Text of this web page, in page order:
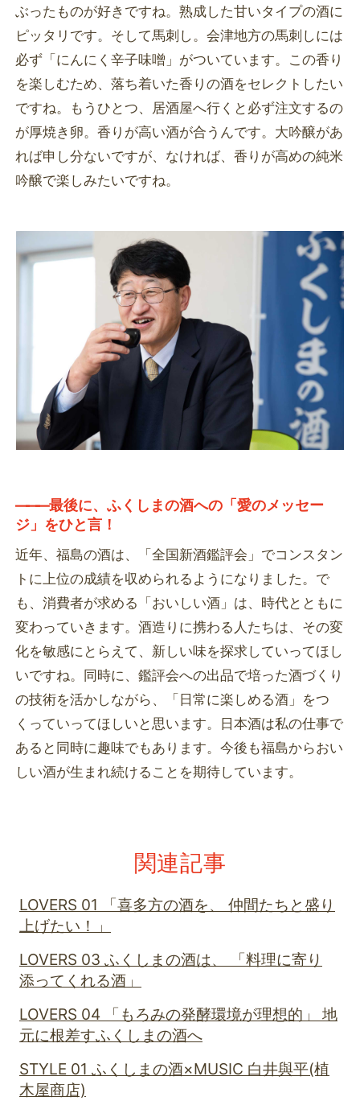
ぶったものが好きですね。熟成した甘いタイプの酒に
ピッタリです。そして馬刺し。会津地方の馬刺しには
必ず「にんにく辛子味噌」がついています。この香り
を楽しむため、落ち着いた香りの酒をセレクトしたい
ですね。もうひとつ、居酒屋へ行くと必ず注文するの
が厚焼き卵。香りが高い酒が合うんです。大吟醸があ
れば申し分ないですが、なければ、香りが高めの純米
吟醸で楽しみたいですね。
―――最後に、ふくしまの酒への「愛のメッセー
ジ」をひと言！
近年、福島の酒は、「全国新酒鑑評会」でコンスタン
トに上位の成績を収められるようになりました。で
も、消費者が求める「おいしい酒」は、時代とともに
変わっていきます。酒造りに携わる人たちは、その変
化を敏感にとらえて、新しい味を探求していってほし
いですね。同時に、鑑評会への出品で培った酒づくり
の技術を活かしながら、「日常に楽しめる酒」をつ
くっていってほしいと思います。日本酒は私の仕事で
あると同時に趣味でもあります。今後も福島からおい
しい酒が生まれ続けることを期待しています。
関連記事
LOVERS 01 「喜多方の酒を、 仲間たちと盛り
上げたい！」
LOVERS 03 ふくしまの酒は、 「料理に寄り
添ってくれる酒」
LOVERS 04 「もろみの発酵環境が理想的」 地
元に根差すふくしまの酒へ
STYLE 01 ふくしまの酒×MUSIC 白井與平(植
木屋商店)